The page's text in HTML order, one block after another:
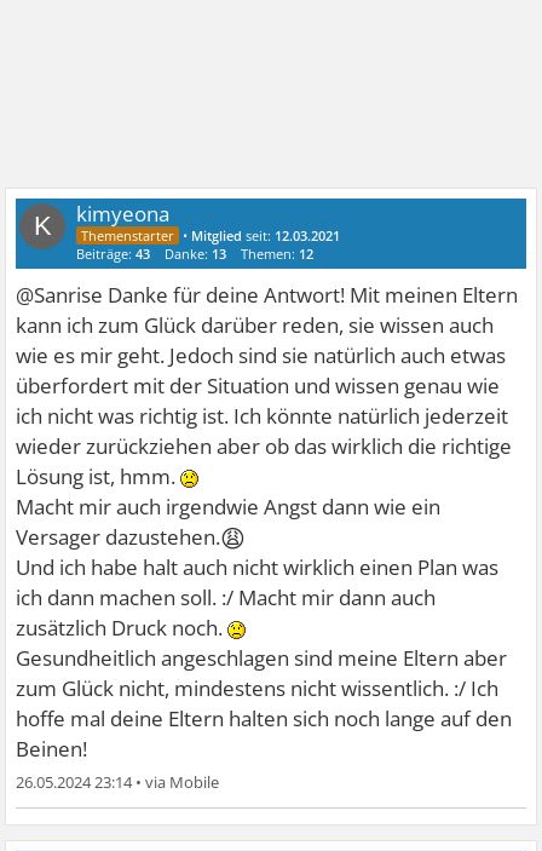
K kimyeona
• Mitglied seit: 12.03.2021
Beiträge:43 Danke: 13 Themen: 12
@Sanrise Danke für deine Antwort! Mit meinen Eltern
kann ich zum Glück darüber reden, sie wissen auch
wie es mir geht. Jedoch sind sie natürlich auch etwas
überfordert mit der Situation und wissen genau wie
ich nicht was richtig ist. Ich könnte natürlich jederzeit
wieder zurückziehen aber ob das wirklich die richtige
Lösung ist, hmm.
Macht mir auch irgendwie Angst dann wie ein
Versager dazustehen.😩
Und ich habe halt auch nicht wirklich einen Plan was
ich dann machen soll. :/ Macht mir dann auch
zusätzlich Druck noch.
Gesundheitlich angeschlagen sind meine Eltern aber
zum Glück nicht, mindestens nicht wissentlich. :/ Ich
hoffe mal deine Eltern halten sich noch lange auf den
Beinen!
26.05.2024 23:14•